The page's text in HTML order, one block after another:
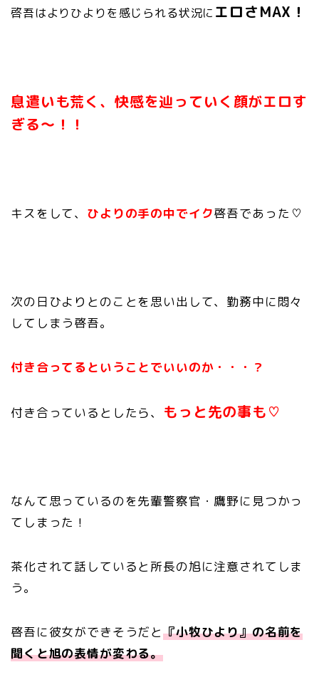
啓吾はよりひよりを感じられる状況に エロさMAX！
息遣いも荒く、快感を辿っていく顔がエロす
ぎる〜！！
キスをして、 ひよりの手の中でイク啓吾であった♡
次の日ひよりとのことを思い出して、勤務中に悶々
してしまう啓吾。
付き合ってるということでいいのか・・・？
付き合っているとしたら、 もっと先の事も♡
なんて思っているのを先輩警察官・鷹野に見つかっ
てしまった！
茶化されて話していると所長の旭に注意されてしま
う。
啓吾に彼女ができそうだと『小牧ひより』の名前を
聞くと旭の表情が変わる。